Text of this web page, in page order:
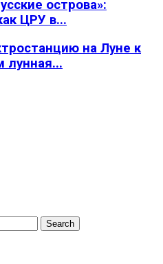
острова»:
ЦРУ в...
на Луне к
лунная...
Search